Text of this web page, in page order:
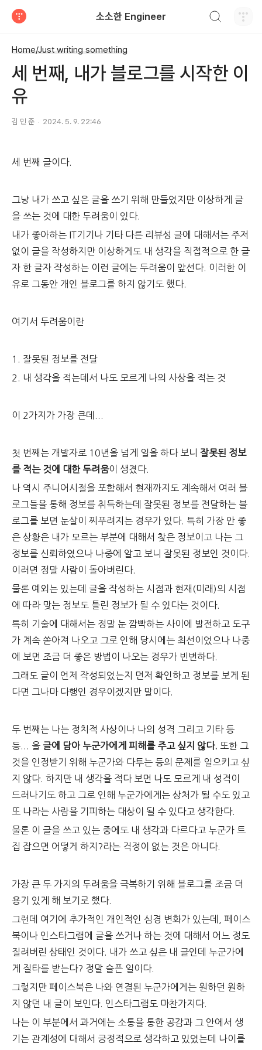
소소한 Engineer
Home/Just writing something
세 번째, 내가 블로그를 시작한 이
유
김 민 준 2024. 5. 9. 22:46
세 번째 글이다.
그냥 내가 쓰고 싶은 글을 쓰기 위해 만들었지만 이상하게 글
을 쓰는 것에 대한 두려움이 있다.
내가 좋아하는 IT기기나 기타 다른 리뷰성 글에 대해서는 주저
없이 글을 작성하지만 이상하게도 내 생각을 직접적으로 한 글
자 한 글자 작성하는 이런 글에는 두려움이 앞선다. 이러한 이
유로 그동안 개인 블로그를 하지 않기도 했다.
여기서 두려움이란
1. 잘못된 정보를 전달
2. 내 생각을 적는데서 나도 모르게 나의 사상을 적는 것
이 2가지가 가장 큰데...
첫 번째는 개발자로 10년을 넘게 일을 하다 보니 잘못된 정보
를 적는 것에 대한 두려움이 생겼다.
나 역시 주니어시절을 포함해서 현재까지도 계속해서 여러 블
로그들을 통해 정보를 취득하는데 잘못된 정보를 전달하는 블
로그를 보면 눈살이 찌푸려지는 경우가 있다. 특히 가장 안 좋
은 상황은 내가 모르는 부분에 대해서 찾은 정보이고 나는 그
정보를 신뢰하였으나 나중에 알고 보니 잘못된 정보인 것이다.
이러면 정말 사람이 돌아버린다.
물론 예외는 있는데 글을 작성하는 시점과 현재(미래)의 시점
에 따라 맞는 정보도 틀린 정보가 될 수 있다는 것이다.
특히 기술에 대해서는 정말 눈 깜빡하는 사이에 발전하고 도구
가 계속 쏟아져 나오고 그로 인해 당시에는 최선이었으나 나중
에 보면 조금 더 좋은 방법이 나오는 경우가 빈번하다.
그래도 글이 언제 작성되었는지 먼저 확인하고 정보를 보게 된
다면 그나마 다행인 경우이겠지만 말이다.
두 번째는 나는 정치적 사상이나 나의 성격 그리고 기타 등
등... 을 글에 담아 누군가에게 피해를 주고 싶지 않다. 또한 그
것을 인정받기 위해 누군가와 다투는 등의 문제를 일으키고 싶
지 않다. 하지만 내 생각을 적다 보면 나도 모르게 내 성격이
드러나기도 하고 그로 인해 누군가에게는 상처가 될 수도 있고
또 나라는 사람을 기피하는 대상이 될 수 있다고 생각한다.
물론 이 글을 쓰고 있는 중에도 내 생각과 다르다고 누군가 트
집 잡으면 어떻게 하지?라는 걱정이 없는 것은 아니다.
가장 큰 두 가지의 두려움을 극복하기 위해 블로그를 조금 더
용기 있게 해 보기로 했다.
그런데 여기에 추가적인 개인적인 심경 변화가 있는데, 페이스
북이나 인스타그램에 글을 쓰거나 하는 것에 대해서 어느 정도
질려버린 상태인 것이다. 내가 쓰고 싶은 내 글인데 누군가에
게 질타를 받는다? 정말 슬픈 일이다.
그렇지만 페이스북은 나와 연결된 누군가에게는 원하던 원하
지 않던 내 글이 보인다. 인스타그램도 마찬가지다.
나는 이 부분에서 과거에는 소통을 통한 공감과 그 안에서 생
기는 관계성에 대해서 긍정적으로 생각하고 있었는데 나이를